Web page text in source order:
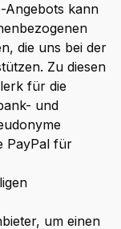
Angebots kann
die uns bei der
Zu diesen
für die
und
PayPal für
um einen